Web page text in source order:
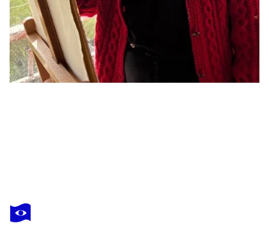
EMILIE VAS
Out of nowhere